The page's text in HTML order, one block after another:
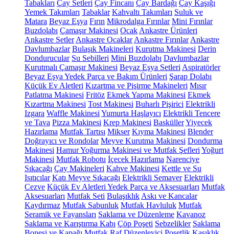
Tabakları Çay Setleri Çay Fincanı Çay Bardağı Çay Kaşığı
Yemek Takımları Tabaklar Kahvaltı Takımları Suluk ve
Matara Beyaz Eşya Fırın Mikrodalga Fırınlar Mini Fırınlar
Buzdolabı Çamaşır Makinesi Ocak Ankastre Ürünleri
Ankastre Setler Ankastre Ocaklar Ankastre Fırınlar Ankastre
Davlumbazlar Bulaşık Makineleri Kurutma Makinesi Derin
Dondurucular Su Sebilleri Mini Buzdolabı Davlumbazlar
Kurutmalı Çamaşır Makinesi Beyaz Eşya Setleri Aspiratörler
Beyaz Eşya Yedek Parça ve Bakım Ürünleri Şarap Dolabı
Küçük Ev Aletleri Kızartma ve Pişirme Makineleri Mısır
Patlatma Makinesi Fritöz Ekmek Yapma Makinesi Ekmek
Kızartma Makinesi Tost Makinesi Buharlı Pişirici Elektrikli
Izgara Waffle Makinesi Yumurta Haşlayıcı Elektrikli Tencere
ve Tava Pizza Makinesi Krep Makinesi BasküllerYiyecek
Hazırlama Mutfak Tartısı Mikser Kıyma Makinesi Blender
Doğrayıcı ve Rondolar Meyve Kurutma Makinesi Dondurma
Makinesi Hamur Yoğurma Makinesi ve Mutfak Şefleri Yoğurt
Makinesi Mutfak Robotu İçecek Hazırlama Narenciye
Sıkacağı Çay Makineleri Kahve Makinesi Kettle ve Su
Isıtıcılar Katı Meyve Sıkacağı Elektrikli Semaver Elektrikli
Cezve Küçük Ev Aletleri Yedek Parça ve Aksesuarları Mutfak
Aksesuarları Mutfak Seti Bulaşıklık Askı ve Kancalar
Kaydırmaz Mutfak Sabunluk Mutfak Havluluk Mutfak
Seramik ve Fayansları Saklama ve Düzenleme Kavanoz
Saklama ve Karıştırma Kabı Çöp Poşeti Sebzelikler Saklama